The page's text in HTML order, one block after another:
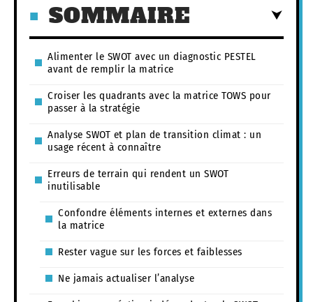
SOMMAIRE
Alimenter le SWOT avec un diagnostic PESTEL
avant de remplir la matrice
Croiser les quadrants avec la matrice TOWS pour
passer à la stratégie
Analyse SWOT et plan de transition climat : un
usage récent à connaître
Erreurs de terrain qui rendent un SWOT
inutilisable
Confondre éléments internes et externes dans
la matrice
Rester vague sur les forces et faiblesses
Ne jamais actualiser l’analyse